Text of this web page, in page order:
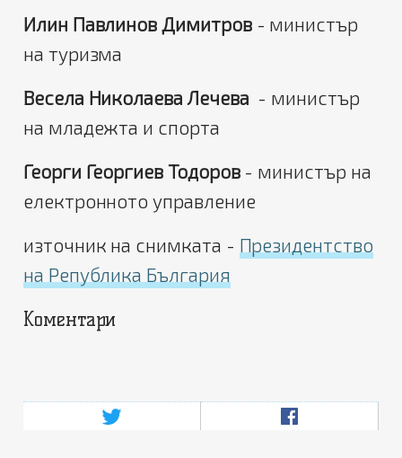
Илин Павлинов Димитров- министър
на туризма
Весела Николаева Лечева - министър
на младежта и спорта
Георги Георгиев Тодоров- министър на
електронното управление
източник на снимката - Президентство
на Република България
Коментари